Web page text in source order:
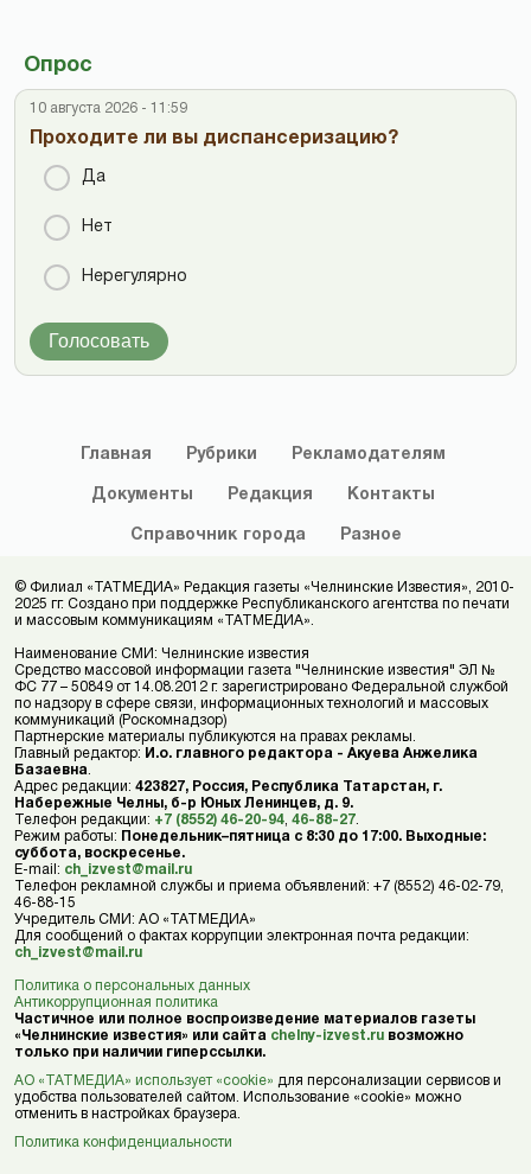
Опрос
10 августа 2026 - 11:59
Проходите ли вы диспансеризацию?
Да
Нет
Нерегулярно
Голосовать
Главная Рубрики Рекламодателям
Документы Редакция Контакты
Справочник города Разное
© Филиал «ТАТМЕДИА» Редакция газеты «Челнинские Известия», 2010-
2025 гг. Создано при поддержке Республиканского агентства по печати
и массовым коммуникациям «ТАТМЕДИА».
Наименование СМИ: Челнинские известия
Средство массовой информации газета "Челнинские известия" ЭЛ №
ФС 77 – 50849 от 14.08.2012 г. зарегистрировано Федеральной службой
по надзору в сфере связи, информационных технологий и массовых
коммуникаций (Роскомнадзор)
Партнерские материалы публикуются на правах рекламы.
Главный редактор: И.о. главного редактора - Акуева Анжелика
Базаевна
Адрес редакции: 423827, Россия, Республика Татарстан, г.
Набережные Челны, б-р Юных Ленинцев, д. 9.
Телефон редакции: +7 (8552) 46-20-94 46-88-27
Режим работы: Понедельник–пятница с 8:30 до 17:00. Выходные:
суббота, воскресенье.
E-mail: ch_izvest@mail.ru
Телефон рекламной службы и приема объявлений: +7 (8552) 46-02-79,
46-88-15
Учредитель СМИ: АО «ТАТМЕДИА»
Для сообщений о фактах коррупции электронная почта редакции:
ch_izvest@mail.ru
Политика о персональных данных
Антикоррупционная политика
Частичное или полное воспроизведение материалов газеты
«Челнинские известия» или сайта chelny-izvest.ru возможно
только при наличии гиперссылки.
АО «ТАТМЕДИА» использует «cookie» для персонализации сервисов и
удобства пользователей сайтом. Использование «cookie» можно
отменить в настройках браузера.
Политика конфиденциальности